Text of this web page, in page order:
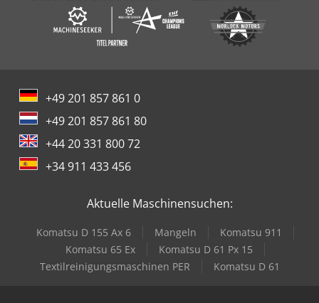
+49 201 857 861 0
+49 201 857 861 80
+44 20 331 800 72
+34 911 433 456
Aktuelle Maschinensuchen:
Komatsu D 155 Ax 6 Mangeln
Komatsu 911
Komatsu 65 Ex
Komatsu D 61 Px 15
Textilreinigungsmaschinen PER
Komatsu D 61